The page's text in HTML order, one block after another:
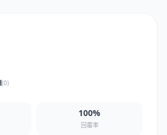
(0)
100%
回覆率